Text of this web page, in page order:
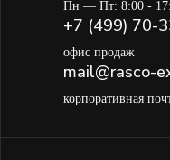
Пн — Пт: 8:00 -
+7 (499) 70-
офис продаж
mail@rasco-
корпоративная